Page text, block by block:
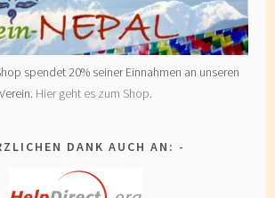
spendet 20% seiner Einnahmen an unseren
Verein. Hier geht es zum Shop.
DANK AUCH AN: